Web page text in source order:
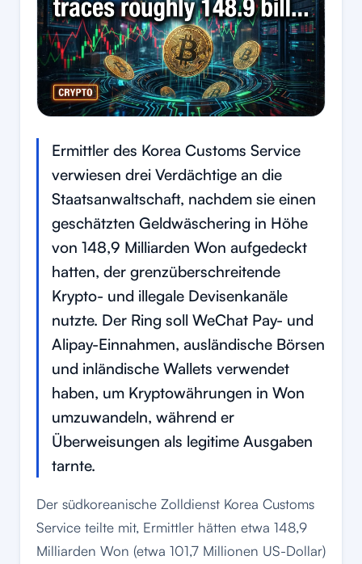
Ermittler des Korea Customs Service
verwiesen drei Verdächtige an die
Staatsanwaltschaft, nachdem sie einen
geschätzten Geldwäschering in Höhe
von 148,9 Milliarden Won aufgedeckt
hatten, der grenzüberschreitende
Krypto- und illegale Devisenkanäle
nutzte. Der Ring soll WeChat Pay- und
Alipay-Einnahmen, ausländische Börsen
und inländische Wallets verwendet
haben, um Kryptowährungen in Won
umzuwandeln, während er
Überweisungen als legitime Ausgaben
tarnte.
Der südkoreanische Zolldienst Korea Customs
Service teilte mit, Ermittler hätten etwa 148,9
Milliarden Won (etwa 101,7 Millionen US-Dollar)